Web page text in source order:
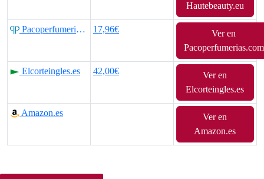
Hautebeauty.eu
Pacoperfumerias.com 17,96€
Ver en
Pacoperfumerias.com
Elcorteingles.es 42,00€
Ver en
Elcorteingles.es
Amazon.es
Ver en
Amazon.es